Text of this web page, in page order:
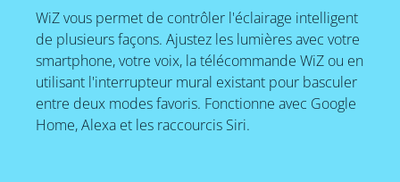
WiZ vous permet de contrôler l'éclairage intelligent
de plusieurs façons. Ajustez les lumières avec votre
smartphone, votre voix, la télécommande WiZ ou en
utilisant l'interrupteur mural existant pour basculer
entre deux modes favoris. Fonctionne avec Google
Home, Alexa et les raccourcis Siri.